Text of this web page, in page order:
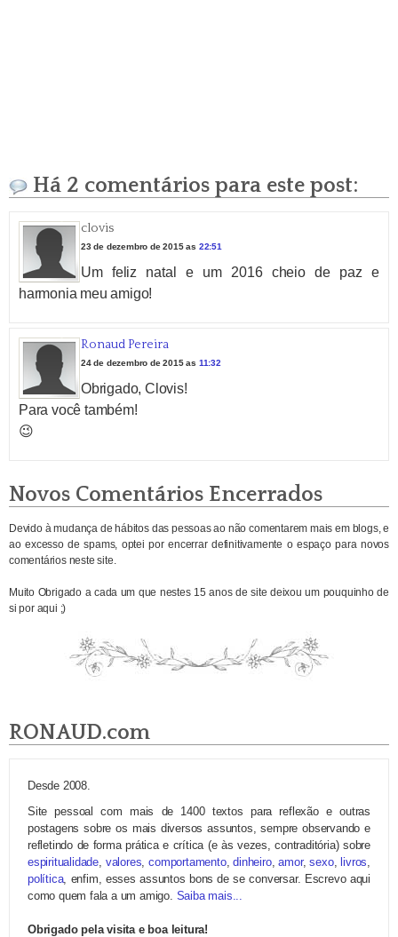
Há 2 comentários para este post:
clovis
23 de dezembro de 2015 as 22:51
Um feliz natal e um 2016 cheio de paz e
harmonia meu amigo!
Ronaud Pereira
24 de dezembro de 2015 as 11:32
Obrigado, Clovis!
Para você também!
😉
Novos Comentários Encerrados
Devido à mudança de hábitos das pessoas ao não comentarem mais em blogs, e
ao excesso de spams, optei por encerrar definitivamente o espaço para novos
comentários neste site.
Muito Obrigado a cada um que nestes 15 anos de site deixou um pouquinho de
si por aqui ;)
RONAUD.com
Desde 2008.
Site pessoal com mais de 1400 textos para reflexão e outras
postagens sobre os mais diversos assuntos, sempre observando e
refletindo de forma prática e crítica (e às vezes, contraditória) sobre
espiritualidade, valores,comportamento,dinheiro,amor,sexo, livros,
política, enfim, esses assuntos bons de se conversar. Escrevo aqui
como quem fala a um amigo. Saiba mais...
Obrigado pela visita e boa leitura!